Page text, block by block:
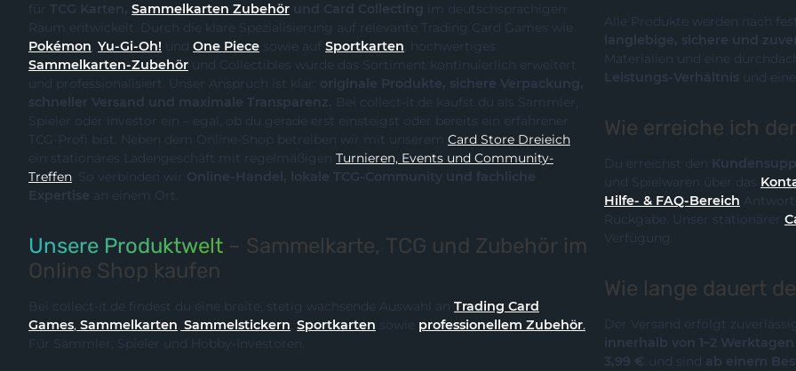
für TCG Karten, Sammelkarten Zubehör und Card Collecting
im deutschsprachigen
Raum entwickelt. Durch die klare Spezialisierung auf relevante Trading Card Games wie
Pokémon, Yu-Gi-Oh! und One Piece sowie auf Sportkarten , hochwertiges
Sammelkarten-Zubehör
und professionalisiert. Unser Anspruch ist klar: originale Produkte, sichere Verpackung,
schneller Versand und maximale Transparenz. Bei collect-it.de kaufst du als Sammler,
Spieler oder Investor ein – egal, ob du gerade erst einsteigst oder bereits ein erfahrener
TCG-Profi bist. Neben dem Online-Shop betreiben wir mit unserem
Card Store Dreieich
ein stationäres Ladengeschäft mit regelmäßigen Turnieren, Events und Community-
Treffen. So verbinden wir Online-Handel, lokale TCG-Community und fachliche
Expertise an einem Ort.
Unsere Produktwelt – Sammelkarte, TCG und Zubehör im
Online Shop kaufen
Bei collect-it.de findest du eine breite, stetig wachsende Auswahl an Trading Card
Games, Sammelkarten, Sammelstickern, Sportkarten sowie professionellem Zubehör.
Für Sammler, Spieler und Hobby-Investoren.
Alle Produkte werden nach
langlebige, sichere und
Materialien und eine
Leistungs-Verhältnis und
Wie erreiche ich
Du erreichst den
und Spielwaren über das
Hilfe- & FAQ-Bereich
Rückgabe. Unser stationärer
Verfügung.
Wie lange dauert
Der Versand erfolgt
innerhalb von 1–2
3,99 € und sind ab einem